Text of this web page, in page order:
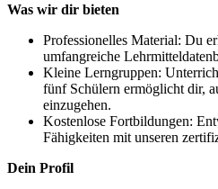
Was wir dir bieten
Professionelles Material: Du
umfangreiche
Kleine Lerngruppen:
fünf Schülern ermöglicht dir,
einzugehen.
Kostenlose Fortbildungen:
Fähigkeiten mit unseren
Dein Profil